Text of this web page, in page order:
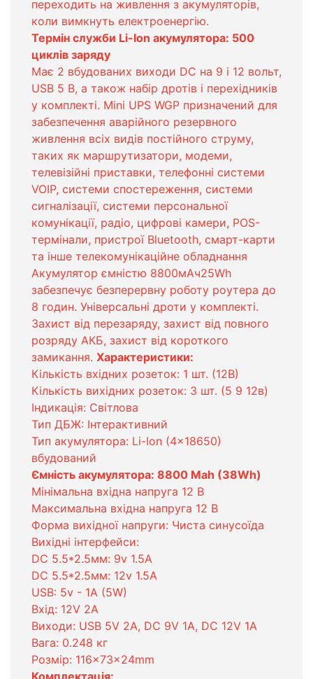
переходить на живлення з акумуляторів,
коли вимкнуть електроенергію.
Термін служби Li-Ion акумулятора: 500
циклів заряду
Має 2 вбудованих виходи DC на 9 і 12 вольт,
USB 5 В, а також набір дротів і перехідників
у комплекті. Mini UPS WGP призначений для
забезпечення аварійного резервного
живлення всіх видів постійного струму,
таких як маршрутизатори, модеми,
телевізійні приставки, телефонні системи
VOIP, системи спостереження, системи
сигналізації, системи персональної
комунікації, радіо, цифрові камери, POS-
термінали, пристрої Bluetooth, смарт-карти
та інше телекомунікаційне обладнання
Акумулятор ємністю 8800мАч25Wh
забезпечує безперервну роботу роутера до
8 годин. Універсальні дроти у комплекті.
Захист від перезаряду, захист від повного
розряду АКБ, захист від короткого
замикання. Характеристики:
Кількість вхідних розеток: 1 шт. (12В)
Кількість вихідних розеток: 3 шт. (5 9 12в)
Індикація: Світлова
Тип ДБЖ: Інтерактивний
Тип акумулятора: Li-Ion (4x18650)
вбудований
Ємність акумулятора: 8800 Mah (38Wh)
Мінімальна вхідна напруга 12 В
Максимальна вхідна напруга 12 В
Форма вихідної напруги: Чиста синусоїда
Вихідні інтерфейси:
DC 5.5*2.5мм: 9v 1.5A
DC 5.5*2.5мм: 12v 1.5A
USB: 5v - 1A (5W)
Вхід: 12V 2A
Виходи: USB 5V 2A, DC 9V 1A, DC 12V 1A
Вага: 0.248 кг
Розмір: 116×73×24mm